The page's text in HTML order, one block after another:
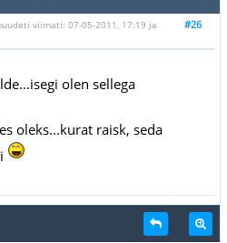
#26
viimati: 07-05-2011, 17:19 ja
olen sellega
oleks...kurat raisk, seda